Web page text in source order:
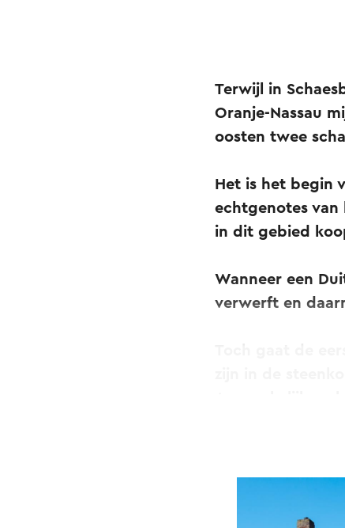
Terwijl in
Oranje-Nassau
oosten twee
Het is het begin
echtgenotes van
in dit gebied
Wanneer een
verwerft en
Aanvankelijk
In 1921 begint